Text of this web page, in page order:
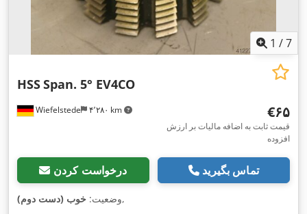
1 /7
Wiefelstede ۴٬۲۸۰ km
HSSSpan. 5° EV4CO
‎€۶۵
قیمت ثابت به اضافه مالیات بر ارزش
افزوده
درخواست کردن تماس بگیرید
وضعیت: خوب (دست دوم) ,